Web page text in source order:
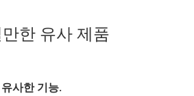
한 유사 제품
사한 기능.